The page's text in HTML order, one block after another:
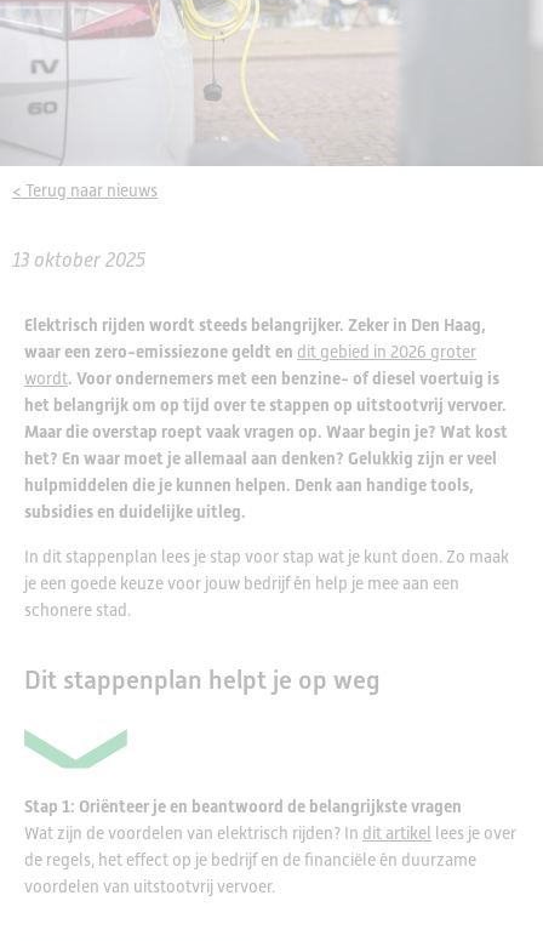
< Terug naar nieuws
13 oktober 2025
Elektrisch rijden wordt steeds belangrijker. Zeker in Den Haag,
waar een zero-emissiezone geldt en dit gebied in 2026 groter
wordt. Voor ondernemers met een benzine- of diesel voertuig is
het belangrijk om op tijd over te stappen op uitstootvrij vervoer.
Maar die overstap roept vaak vragen op. Waar begin je? Wat kost
het? En waar moet je allemaal aan denken? Gelukkig zijn er veel
hulpmiddelen die je kunnen helpen. Denk aan handige tools,
subsidies en duidelijke uitleg.
In dit stappenplan lees je stap voor stap wat je kunt doen. Zo maak
je een goede keuze voor jouw bedrijf én help je mee aan een
schonere stad.
Dit stappenplan helpt je op weg
Stap 1: Oriënteer je en beantwoord de belangrijkste vragen
Wat zijn de voordelen van elektrisch rijden? In dit artikel lees je over
de regels, het effect op je bedrijf en de financiële én duurzame
voordelen van uitstootvrij vervoer.